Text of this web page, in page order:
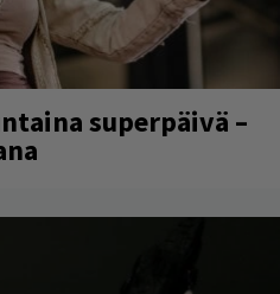
superpäivä –